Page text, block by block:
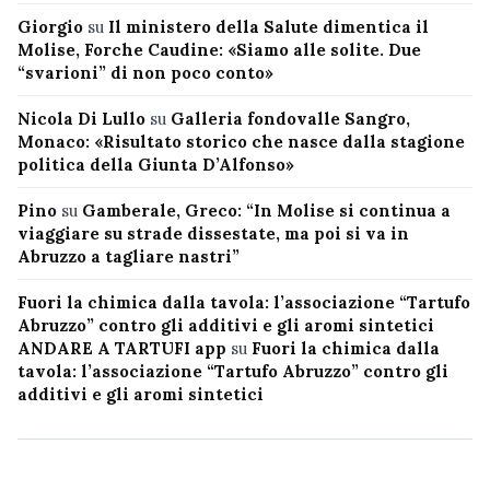
Giorgio su Il ministero della Salute dimentica il
Molise, Forche Caudine: «Siamo alle solite. Due
“svarioni” di non poco conto»
Nicola Di Lullo su Galleria fondovalle Sangro,
Monaco: «Risultato storico che nasce dalla stagione
politica della Giunta D’Alfonso»
Pino su Gamberale, Greco: “In Molise si continua a
viaggiare su strade dissestate, ma poi si va in
Abruzzo a tagliare nastri”
Fuori la chimica dalla tavola: l’associazione “Tartufo
Abruzzo” contro gli additivi e gli aromi sintetici
ANDARE A TARTUFI app su Fuori la chimica dalla
tavola: l’associazione “Tartufo Abruzzo” contro gli
additivi e gli aromi sintetici